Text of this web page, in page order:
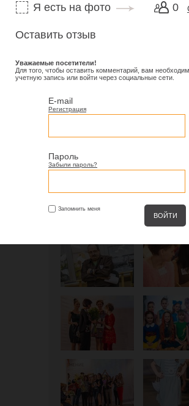
0
Я есть на фото
Оставить отзыв
Уважаемые посетители!
Для того, чтобы оставить комментарий, вам
учетную запись или войти через социальные сети.
E-mail
Регистрация
Пароль
Забыли пароль?
Запомнить меня